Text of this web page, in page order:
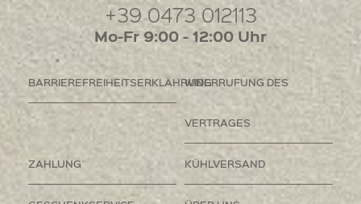
+39 0473 012113
Mo-Fr 9:00 - 12:00 Uhr
BARRIEREFREIHEITSERKLÄHRUNGWIDERRUFUNG DES
VERTRAGES
ZAHLUNG KÜHLVERSAND